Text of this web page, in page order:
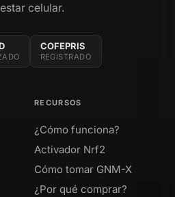
celular.
COFEPRIS
REGISTRADO
RECURSOS
¿Cómo funciona?
Activador Nrf2
Cómo tomar GNM-X
¿Por qué comprar?